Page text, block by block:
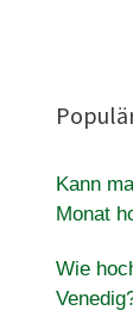
Kann
Monat
Wie